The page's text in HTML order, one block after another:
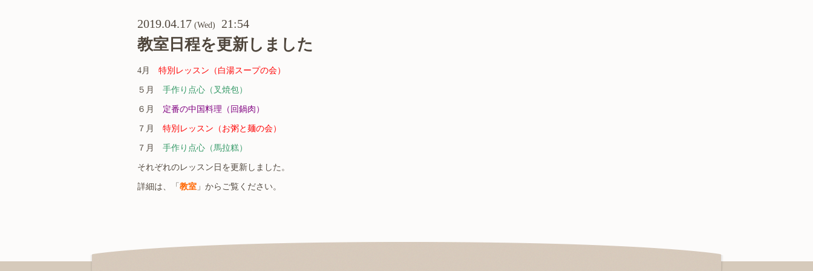
2019.04.17 (Wed) 21:54
教室日程を更新しました
4月 特別レッスン（白湯スープの会）
５月 手作り点心（叉焼包）
６月 定番の中国料理（回鍋肉）
７月 特別レッスン（お粥と麺の会）
７月 手作り点心（馬拉糕）
それぞれのレッスン日を更新しました。
詳細は、「 教室 」からご覧ください。